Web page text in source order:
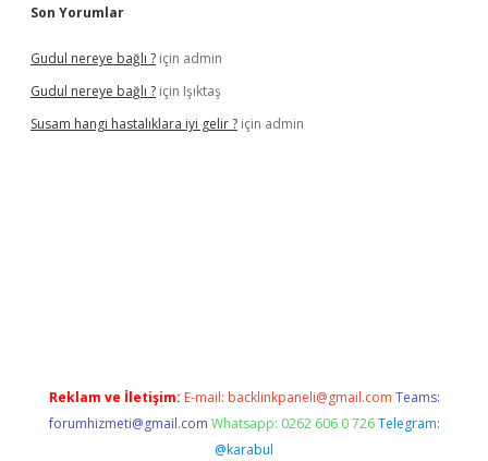
Son Yorumlar
Gudul nereye bağlı ? için admin
Gudul nereye bağlı ? için Işıktaş
Susam hangi hastalıklara iyi gelir ? için admin
Reklam ve İletişim: E-mail: backlinkpaneli@gmail.com Teams:
forumhizmeti@gmail.com Whatsapp: 0262 606 0 726 Telegram:
@karabul